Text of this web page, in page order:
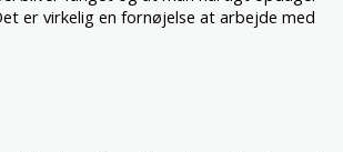
er virkelig en fornøjelse at arbejde med